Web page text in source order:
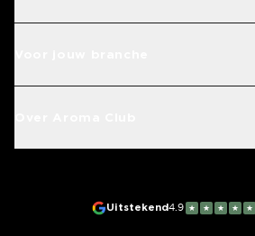
Uitstekend4.9 ★ ★ ★ ★ ★